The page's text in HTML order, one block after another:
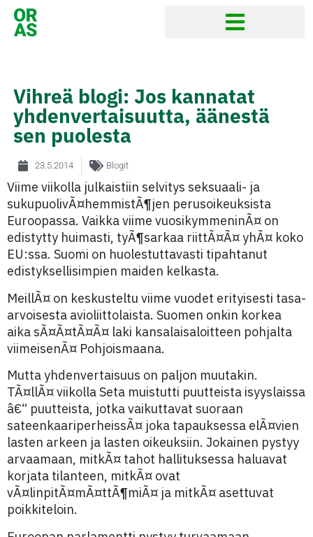
Vihreä blogi: Jos kannatat
yhdenvertaisuutta, äänestä
sen puolesta
23.5.2014 Blogit
Viime viikolla julkaistiin selvitys seksuaali- ja
sukupuolivÃ¤hemmistÃ¶jen perusoikeuksista
Euroopassa. Vaikka viime vuosikymmeninÃ¤ on
edistytty huimasti, tyÃ¶sarkaa riittÃ¤Ã¤ yhÃ¤ koko
EU:ssa. Suomi on huolestuttavasti tipahtanut
edistyksellisimpien maiden kelkasta.
MeillÃ¤ on keskusteltu viime vuodet erityisesti tasa-
arvoisesta avioliittolaista. Suomen onkin korkea
aika sÃ¤Ã¤tÃ¤Ã¤ laki kansalaisaloitteen pohjalta
viimeisenÃ¤ Pohjoismaana.
Mutta yhdenvertaisuus on paljon muutakin.
TÃ¤llÃ¤ viikolla Seta muistutti puutteista isyyslaissa
â€“ puutteista, jotka vaikuttavat suoraan
sateenkaariperheissÃ¤ joka tapauksessa elÃ¤vien
lasten arkeen ja lasten oikeuksiin. Jokainen pystyy
arvaamaan, mitkÃ¤ tahot hallituksessa haluavat
korjata tilanteen, mitkÃ¤ ovat
vÃ¤linpitÃ¤mÃ¤ttÃ¶miÃ¤ ja mitkÃ¤ asettuvat
poikkiteloin.